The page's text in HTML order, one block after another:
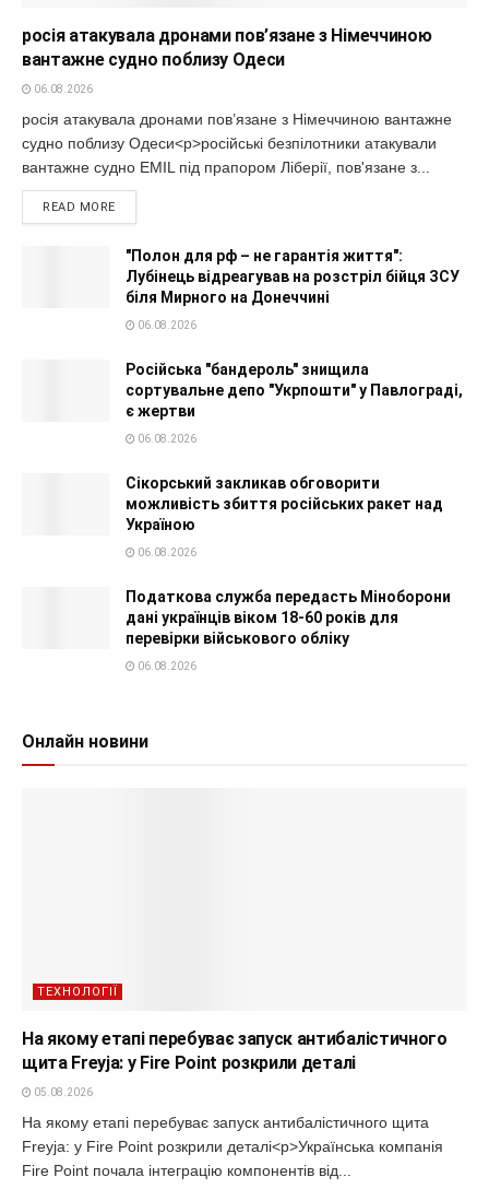
росія атакувала дронами пов’язане з Німеччиною
вантажне судно поблизу Одеси
06.08.2026
росія атакувала дронами пов’язане з Німеччиною вантажне
судно поблизу Одеси<p>російські безпілотники атакували
вантажне судно EMIL під прапором Ліберії, пов'язане з...
READ MORE
"Полон для рф – не гарантія життя":
Лубінець відреагував на розстріл бійця ЗСУ
біля Мирного на Донеччині
06.08.2026
Російська "бандероль" знищила
сортувальне депо "Укрпошти" у Павлограді,
є жертви
06.08.2026
Сікорський закликав обговорити
можливість збиття російських ракет над
Україною
06.08.2026
Податкова служба передасть Міноборони
дані українців віком 18-60 років для
перевірки військового обліку
06.08.2026
Онлайн новини
ТЕХНОЛОГІЇ
На якому етапі перебуває запуск антибалістичного
щита Freyja: у Fire Point розкрили деталі
05.08.2026
На якому етапі перебуває запуск антибалістичного щита
Freyja: у Fire Point розкрили деталі<p>Українська компанія
Fire Point почала інтеграцію компонентів від...